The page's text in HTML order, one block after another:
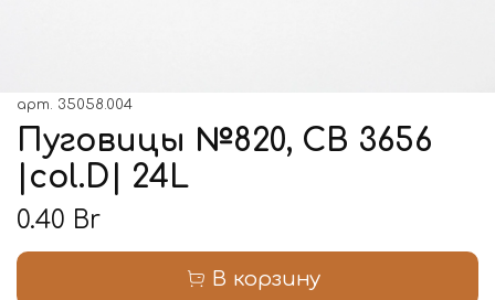
арт. 35058.004
Пуговицы №820, CB 3656
|col.D| 24L
0.40 Br
В корзину